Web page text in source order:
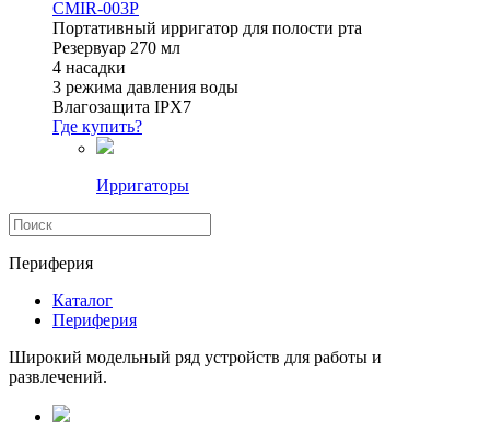
CMIR-003P
Портативный ирригатор для полости рта
Резервуар 270 мл
4 насадки
3 режима давления воды
Влагозащита IPX7
Где купить?
Ирригаторы
Периферия
Каталог
Периферия
Широкий модельный ряд устройств для работы и
развлечений.